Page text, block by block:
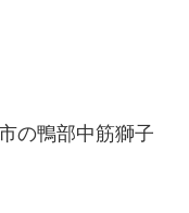
の鴨部中筋獅子